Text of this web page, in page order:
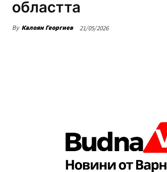
областта
By Калоян Георгиев 21/05/2026